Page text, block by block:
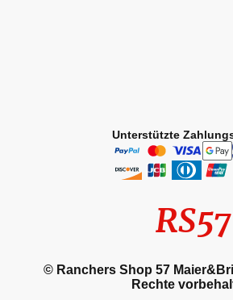
Unterstützte
RS57
© Ranchers Shop 57
Rechte